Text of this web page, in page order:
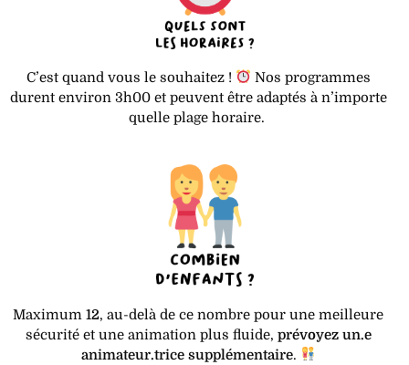
C’est quand vous le souhaitez !
Nos programmes
durent environ 3h00 et peuvent être adaptés à n’importe
quelle plage horaire.
Maximum12, au-delà de ce nombre pour une meilleure
sécurité et une animation plus fluide, prévoyez un.e
animateur.trice supplémentaire.